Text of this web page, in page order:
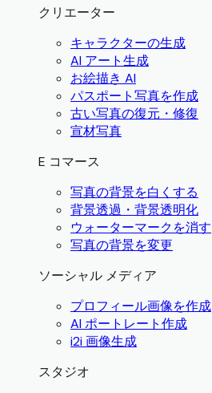
クリエーター
キャラクターの生成
AI アート生成
お絵描き AI
パスポート写真を作成
古い写真の復元・修復
宣材写真
E コマース
写真の背景を白くする
背景透過・背景透明化
ウォーターマークを消す
写真の背景を変更
ソーシャル メディア
プロフィール画像を作成
AI ポートレート作成
i2i 画像生成
スタジオ